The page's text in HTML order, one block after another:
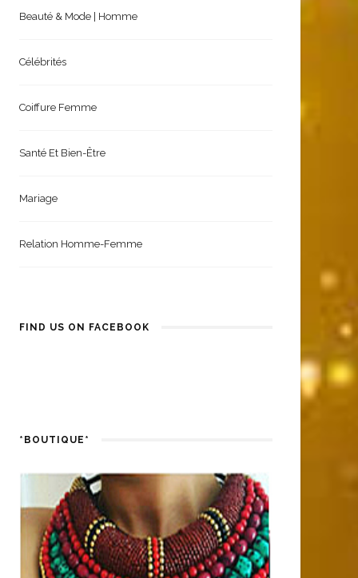
Beauté & Mode | Homme
Célébrités
Coiffure Femme
Santé Et Bien-Être
Mariage
Relation Homme-Femme
FIND US ON FACEBOOK
*BOUTIQUE*